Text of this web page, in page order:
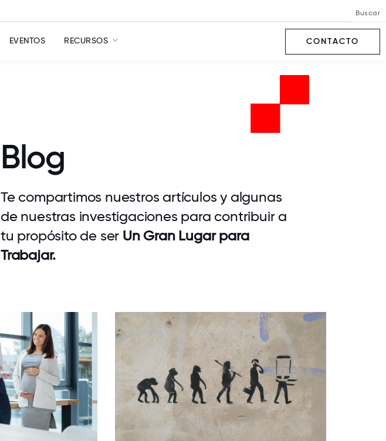
Buscar
EVENTOS RECURSOS CONTACTO
Blog
Te compartimos nuestros artículos y algunas
de nuestras investigaciones para contribuir a
tu propósito de ser Un Gran Lugar para
Trabajar.